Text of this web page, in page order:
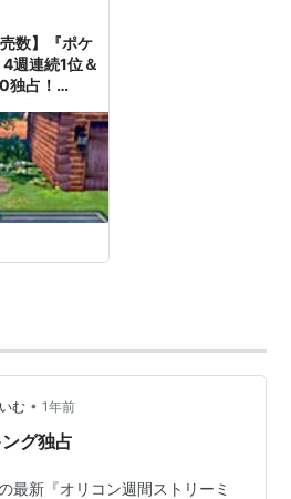
数】『ポケ
週連続1位＆
独占！
エンタメ最
む • 1年前
グ独占
最新『オリコン週間ストリーミ